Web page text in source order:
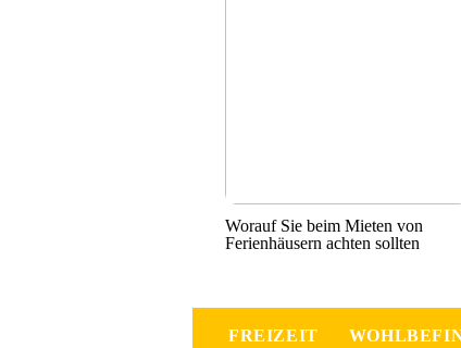
Worauf Sie beim Mieten von
Ferienhäusern achten sollten
FREIZEIT